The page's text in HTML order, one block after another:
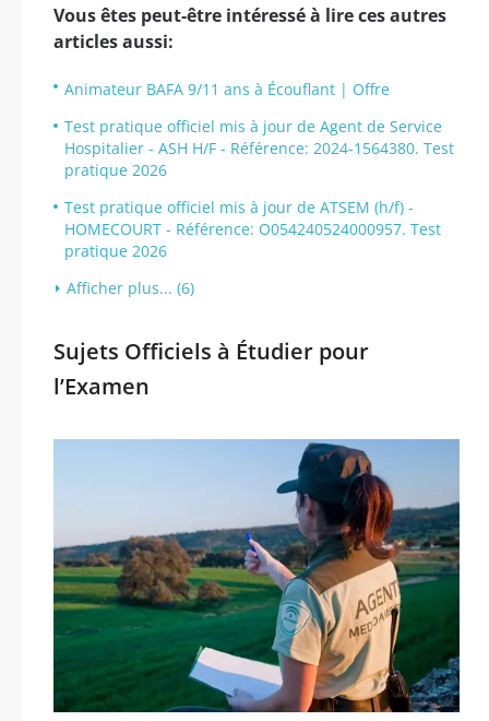
Vous êtes peut-être intéressé à lire ces autres
articles aussi:
Animateur BAFA 9/11 ans à Écouflant | Offre
Test pratique officiel mis à jour de Agent de Service
Hospitalier - ASH H/F - Référence: 2024-1564380. Test
pratique 2026
Test pratique officiel mis à jour de ATSEM (h/f) -
HOMECOURT - Référence: O054240524000957. Test
pratique 2026
Afficher plus... (6)
Sujets Officiels à Étudier pour
l’Examen